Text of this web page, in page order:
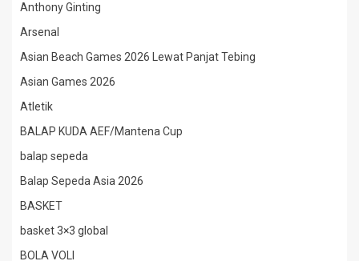
Anthony Ginting
Arsenal
Asian Beach Games 2026 Lewat Panjat Tebing
Asian Games 2026
Atletik
BALAP KUDA AEF/Mantena Cup
balap sepeda
Balap Sepeda Asia 2026
BASKET
basket 3×3 global
BOLA VOLI